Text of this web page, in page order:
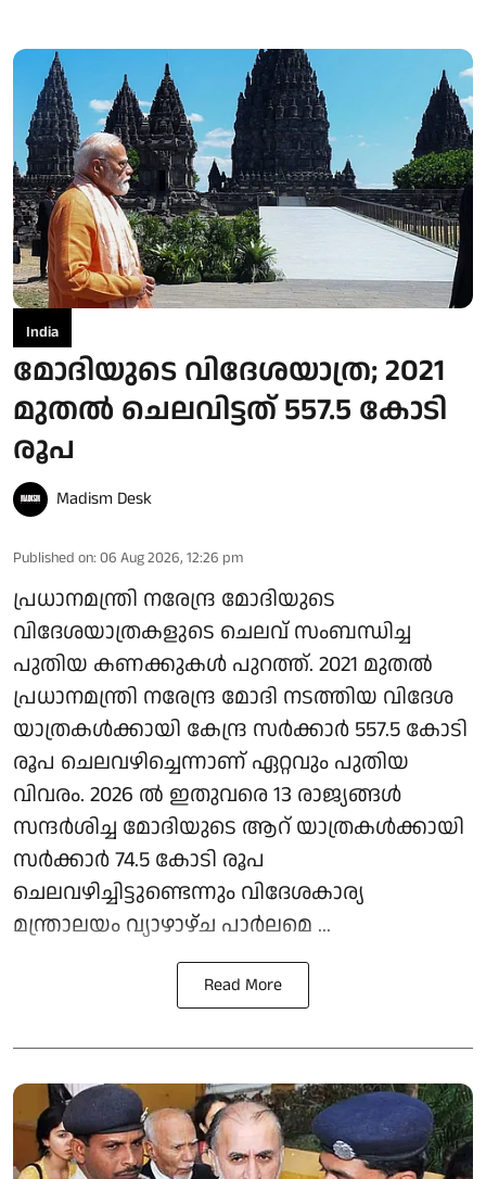
India
മോദിയുടെ വിദേശയാത്ര; 2021
മുതല്‍ ചെലവിട്ടത് 557.5 കോടി
രൂപ
Madism Desk
Published on: 06 Aug 2026, 12:26 pm
പ്രധാനമന്ത്രി നരേന്ദ്ര മോദിയുടെ
വിദേശയാത്രകളുടെ ചെലവ് സംബന്ധിച്ച
പുതിയ കണക്കുകള്‍ പുറത്ത്. 2021 മുതല്‍
പ്രധാനമന്ത്രി നരേന്ദ്ര മോദി നടത്തിയ വിദേശ
യാത്രകള്‍ക്കായി കേന്ദ്ര സര്‍ക്കാര്‍ 557.5 കോടി
രൂപ ചെലവഴിച്ചെന്നാണ് ഏറ്റവും പുതിയ
വിവരം. 2026 ല്‍ ഇതുവരെ 13 രാജ്യങ്ങള്‍
സന്ദര്‍ശിച്ച മോദിയുടെ ആറ് യാത്രകള്‍ക്കായി
സര്‍ക്കാര്‍ 74.5 കോടി രൂപ
ചെലവഴിച്ചിട്ടുണ്ടെന്നും വിദേശകാര്യ
മന്ത്രാലയം വ്യാഴാഴ്ച പാര്‍ലമെ ...
Read More